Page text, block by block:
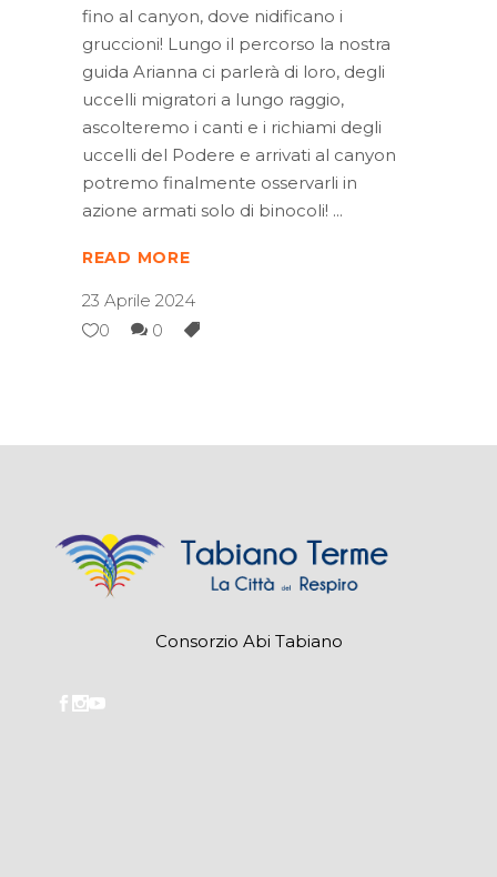
fino al canyon, dove nidificano i
gruccioni! Lungo il percorso la nostra
guida Arianna ci parlerà di loro, degli
uccelli migratori a lungo raggio,
ascolteremo i canti e i richiami degli
uccelli del Podere e arrivati al canyon
potremo finalmente osservarli in
azione armati solo di binocoli!
READ MORE
23 Aprile 2024
0
0
Consorzio Abi Tabiano